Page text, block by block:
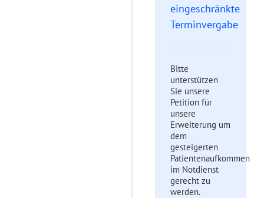
eingeschränkte
Terminvergabe
Bitte
unterstützen
Sie unsere
Petition für
unsere
Erweiterung um
dem
gesteigerten
Patientenaufkommen
im Notdienst
gerecht zu
werden.